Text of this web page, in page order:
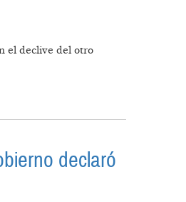
el declive del otro
declaró